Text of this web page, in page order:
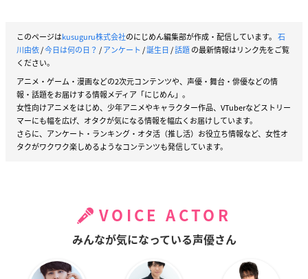
このページはkusuguru株式会社のにじめん編集部が作成・配信しています。 石
川由依/今日は何の日？ /アンケート /誕生日/話題の最新情報はリンク先をご覧
ください。
アニメ・ゲーム・漫画などの2次元コンテンツや、声優・舞台・俳優などの情
報・話題をお届けする情報メディア「にじめん」。
女性向けアニメをはじめ、少年アニメやキャラクター作品、VTuberなどストリー
マーにも幅を広げ、オタクが気になる情報を幅広くお届けしています。
さらに、アンケート・ランキング・オタ活（推し活）お役立ち情報など、女性オ
タクがワクワク楽しめるようなコンテンツも発信しています。
VOICE ACTOR
みんなが気になっている声優さん